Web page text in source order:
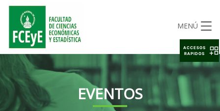
MENÚ
EVENTOS
ACCESOS
RAPIDOS